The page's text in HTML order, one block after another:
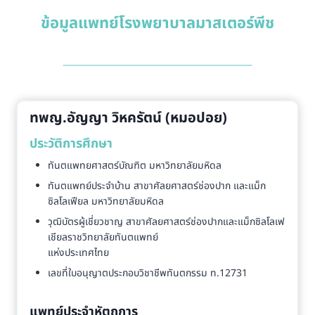
ข้อมูลแพทย์โรงพยาบาลมาสเตอร์พีช
ทพญ.อัญญา วิหครัตน์ (หมอปอย)
ประวัติการศึกษา
ทันตแพทยศาสตร์บัณฑิต มหาวิทยาลัยมหิดล
ทันตแพทย์ประจำบ้าน สาขาศัลยศาสตร์ช่องปาก และแม็ก
ซิลโลเฟียล มหาวิทยาลัยมหิดล
วุฒิบัตรผู้เชี่ยวชาญ สาขาศัลยศาสตร์ช่องปากและแม็กซิลโลเฟ
เชียลราชวิทยาลัยทันตแพทย์
แห่งประเทศไทย
เลขที่ใบอนุญาตประกอบวิชาชีพทันตกรรม ท.12731